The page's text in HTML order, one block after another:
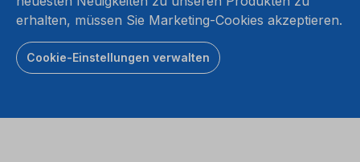
erhalten, müssen Sie Marketing-Cookies akzeptieren.
Cookie-Einstellungen verwalten